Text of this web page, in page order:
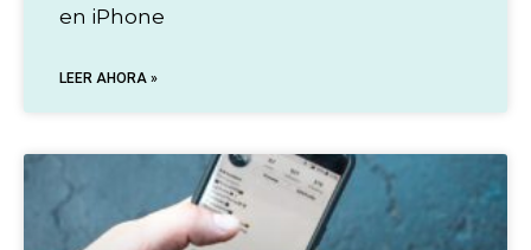
en iPhone
LEER AHORA »